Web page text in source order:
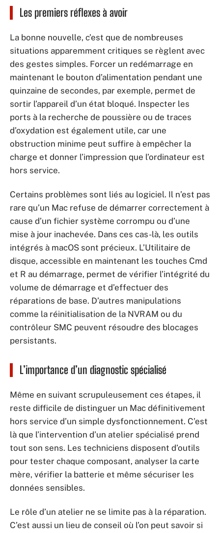
Les premiers réflexes à avoir
La bonne nouvelle, c’est que de nombreuses
situations apparemment critiques se règlent avec
des gestes simples. Forcer un redémarrage en
maintenant le bouton d’alimentation pendant une
quinzaine de secondes, par exemple, permet de
sortir l’appareil d’un état bloqué. Inspecter les
ports à la recherche de poussière ou de traces
d’oxydation est également utile, car une
obstruction minime peut suffire à empêcher la
charge et donner l’impression que l’ordinateur est
hors service.
Certains problèmes sont liés au logiciel. Il n’est pas
rare qu’un Mac refuse de démarrer correctement à
cause d’un fichier système corrompu ou d’une
mise à jour inachevée. Dans ces cas-là, les outils
intégrés à macOS sont précieux. L’Utilitaire de
disque, accessible en maintenant les touches Cmd
et R au démarrage, permet de vérifier l’intégrité du
volume de démarrage et d’effectuer des
réparations de base. D’autres manipulations
comme la réinitialisation de la NVRAM ou du
contrôleur SMC peuvent résoudre des blocages
persistants.
L’importance d’un diagnostic spécialisé
Même en suivant scrupuleusement ces étapes, il
reste difficile de distinguer un Mac définitivement
hors service d’un simple dysfonctionnement. C’est
là que l’intervention d’un atelier spécialisé prend
tout son sens. Les techniciens disposent d’outils
pour tester chaque composant, analyser la carte
mère, vérifier la batterie et même sécuriser les
données sensibles.
Le rôle d’un atelier ne se limite pas à la réparation.
C’est aussi un lieu de conseil où l’on peut savoir si